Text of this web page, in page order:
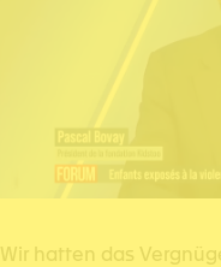
Wir hatten das